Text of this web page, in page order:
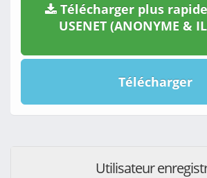
Télécharger plus
USENET (ANONYME &
Télécharger
Utilisateur